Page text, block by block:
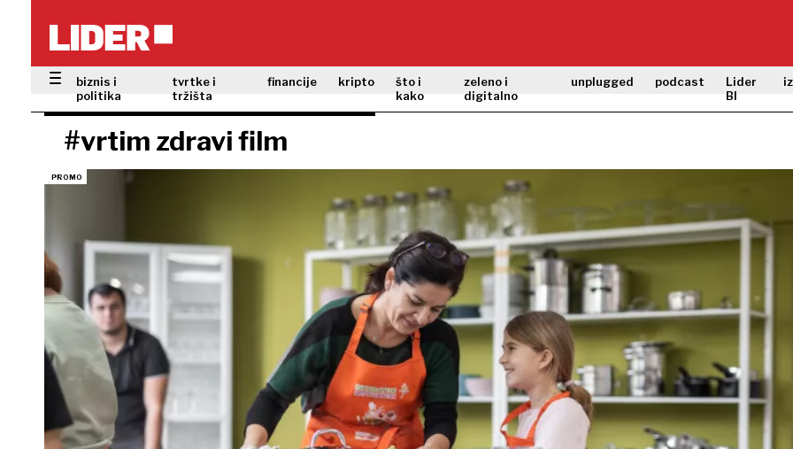
biznis i
politika
tvrtke i
tržišta
financije kripto
što i
kako
zeleno i
digitalno
unplugged podcast
Lider
BI
#vrtim zdravi film